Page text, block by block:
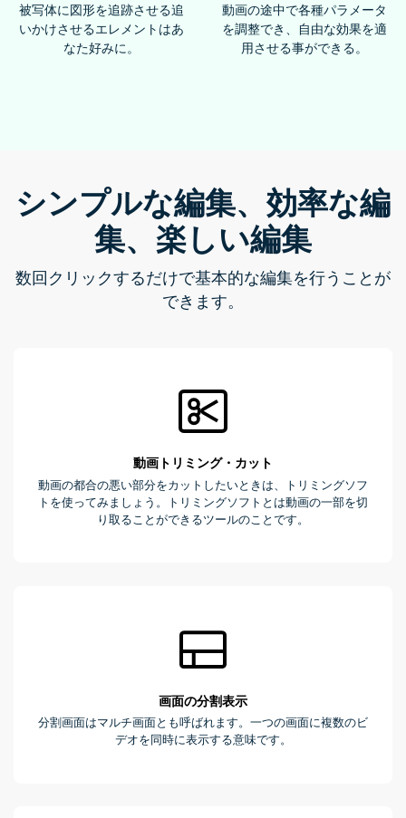
被写体に図形を追跡させる追
いかけさせるエレメントはあ
なた好みに。
動画の途中で各種パラメータ
を調整でき、自由な効果を適
用させる事ができる。
シンプルな編集、効率な編
集、楽しい編集
数回クリックするだけで基本的な編集を行うことが
できます。
動画トリミング・カット
動画の都合の悪い部分をカットしたいときは、トリミングソフ
トを使ってみましょう。トリミングソフトとは動画の一部を切
り取ることができるツールのことです。
画面の分割表示
分割画面はマルチ画面とも呼ばれます。一つの画面に複数のビ
デオを同時に表示する意味です。